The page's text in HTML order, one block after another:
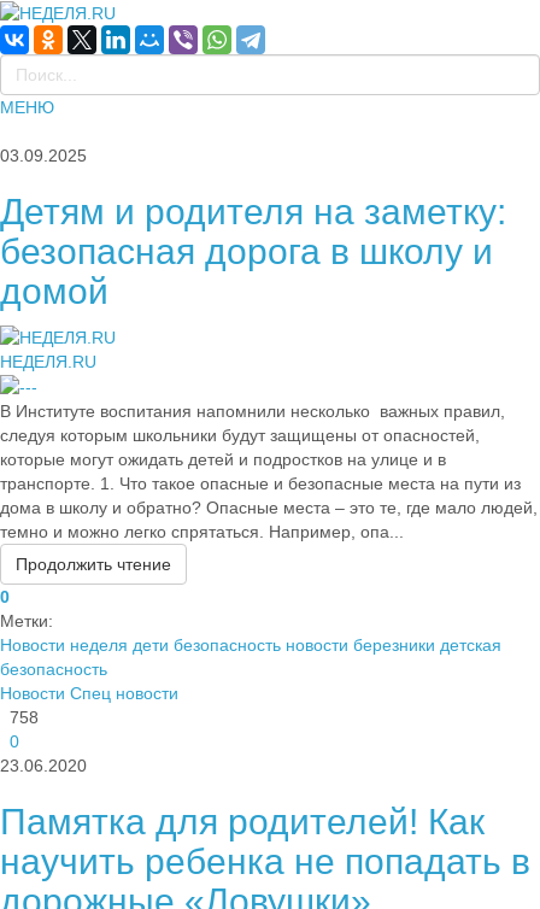
МЕНЮ
03.09.2025
Детям и родителя на заметку:
безопасная дорога в школу и
домой
НЕДЕЛЯ.RU
В Институте воспитания напомнили несколько важных правил,
следуя которым школьники будут защищены от опасностей,
которые могут ожидать детей и подростков на улице и в
транспорте. 1. Что такое опасные и безопасные места на пути из
дома в школу и обратно? Опасные места – это те, где мало людей,
темно и можно легко спрятаться. Например, опа...
Продолжить чтение
0
Метки:
Новости неделя дети безопасность новости березники детская
безопасность
Новости Спец новости
758
0
23.06.2020
Памятка для родителей! Как
научить ребенка не попадать в
дорожные «Ловушки»